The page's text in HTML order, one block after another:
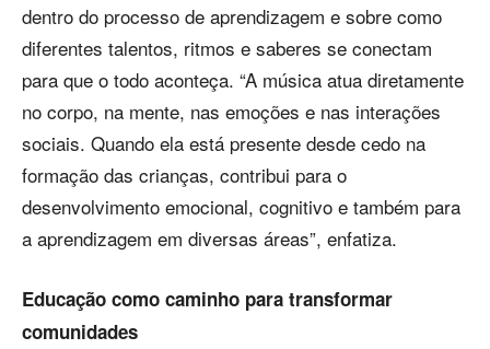
dentro do processo de aprendizagem e sobre como
diferentes talentos, ritmos e saberes se conectam
para que o todo aconteça. “A música atua diretamente
no corpo, na mente, nas emoções e nas interações
sociais. Quando ela está presente desde cedo na
formação das crianças, contribui para o
desenvolvimento emocional, cognitivo e também para
a aprendizagem em diversas áreas”, enfatiza.
Educação como caminho para transformar
comunidades